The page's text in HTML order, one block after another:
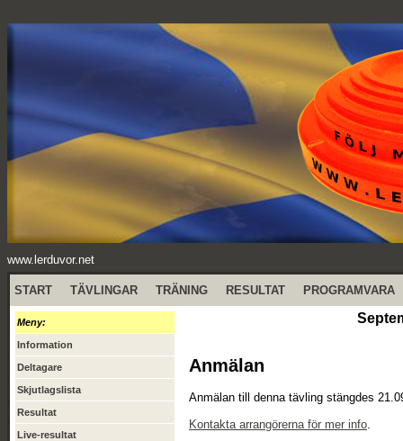
www.lerduvor.net
START TÄVLINGAR TRÄNING RESULTAT PROGRAMVARA
Meny:
Information
Deltagare
Skjutlagslista
Resultat
Live-resultat
Anmälan
Anmälan till denna tävling stängdes
Kontakta arrangörerna för mer info.